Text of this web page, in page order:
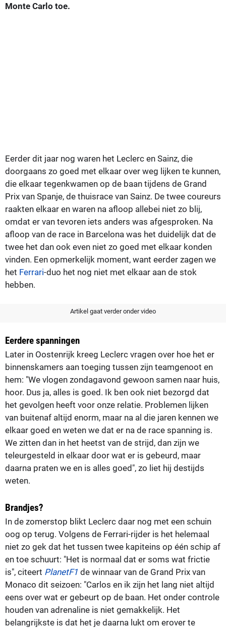
Monte Carlo toe.
Eerder dit jaar nog waren het Leclerc en Sainz, die
doorgaans zo goed met elkaar over weg lijken te kunnen,
die elkaar tegenkwamen op de baan tijdens de Grand
Prix van Spanje, de thuisrace van Sainz. De twee coureurs
raakten elkaar en waren na afloop allebei niet zo blij,
omdat er van tevoren iets anders was afgesproken. Na
afloop van de race in Barcelona was het duidelijk dat de
twee het dan ook even niet zo goed met elkaar konden
vinden. Een opmerkelijk moment, want eerder zagen we
het Ferrari-duo het nog niet met elkaar aan de stok
hebben.
Artikel gaat verder onder video
Eerdere spanningen
Later in Oostenrijk kreeg Leclerc vragen over hoe het er
binnenskamers aan toeging tussen zijn teamgenoot en
hem: "We vlogen zondagavond gewoon samen naar huis,
hoor. Dus ja, alles is goed. Ik ben ook niet bezorgd dat
het gevolgen heeft voor onze relatie. Problemen lijken
van buitenaf altijd enorm, maar na al die jaren kennen we
elkaar goed en weten we dat er na de race spanning is.
We zitten dan in het heetst van de strijd, dan zijn we
teleurgesteld in elkaar door wat er is gebeurd, maar
daarna praten we en is alles goed", zo liet hij destijds
weten.
Brandjes?
In de zomerstop blikt Leclerc daar nog met een schuin
oog op terug. Volgens de Ferrari-rijder is het helemaal
niet zo gek dat het tussen twee kapiteins op één schip af
en toe schuurt: "Het is normaal dat er soms wat frictie
is", citeert PlanetF1 de winnaar van de Grand Prix van
Monaco dit seizoen: "Carlos en ik zijn het lang niet altijd
eens over wat er gebeurt op de baan. Het onder controle
houden van adrenaline is niet gemakkelijk. Het
belangrijkste is dat het je daarna lukt om erover te